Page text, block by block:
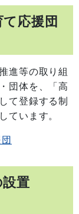
応援団
進等の取り組
団体を、「高
て登録する制
ています。
置